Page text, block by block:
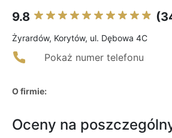
9.8
Żyrardów, Korytów, ul. Dębowa 4C
Pokaż numer telefonu
O firmie:
Oceny na